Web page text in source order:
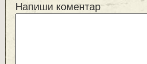
Напиши коментар